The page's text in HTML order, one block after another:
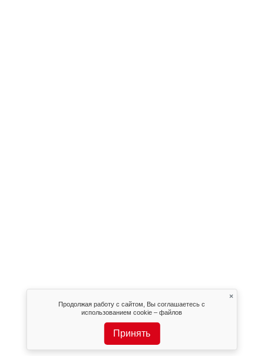
Продолжая работу с сайтом, Вы соглашаетесь с
использованием cookie – файлов
Принять
×